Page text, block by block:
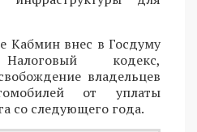
Кабмин внес в Госдуму
кодекс,
владельцев
от уплаты
со следующего года.